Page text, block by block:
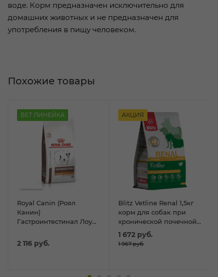
воде. Корм предназначен исключительно для
домашних животных и не предназначен для
употребления в пищу человеком.
ВЕТ ЛИНЕЙКА
Royal Canin (Роял
Канин)
Гастроинтестинал Лоу
2 116 руб.
АКЦИЯ
Blitz Vetline Renal 1,5кг
корм для собак при
хронической почечной
недостаточности
1 672 руб.
1 967руб.
Похожие товары